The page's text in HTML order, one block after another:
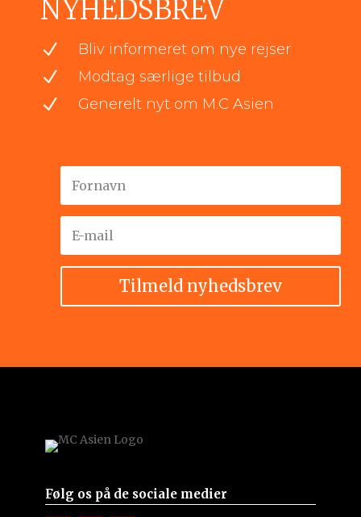
NYHEDSBREV
N Bliv informeret om nye rejser
N Modtag særlige tilbud
N Generelt nyt om M.C Asien
Tilmeld nyhedsbrev
Følg os på de sociale medier